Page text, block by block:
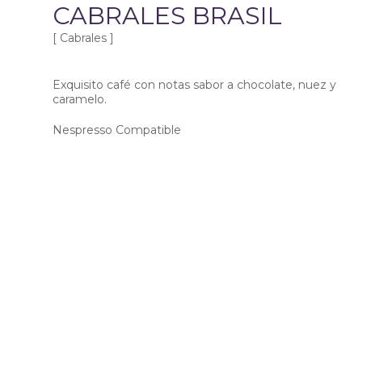
CABRALES BRASIL
[ Cabrales ]
Exquisito café con notas sabor a chocolate, nuez y
caramelo.
Nespresso Compatible